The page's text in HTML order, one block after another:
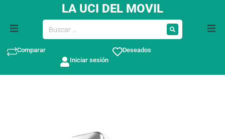
LA UCI DEL MOVIL
Comparar
Deseados
Iniciar sesión